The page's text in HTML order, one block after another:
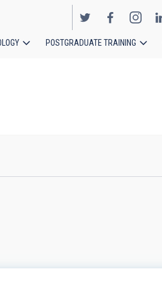
POSTGRADUATE TRAINING